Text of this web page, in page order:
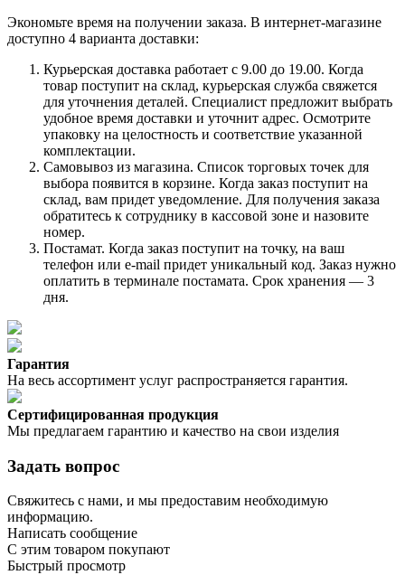
Экономьте время на получении заказа. В интернет-магазине
доступно 4 варианта доставки:
Курьерская доставка работает с 9.00 до 19.00. Когда
товар поступит на склад, курьерская служба свяжется
для уточнения деталей. Специалист предложит выбрать
удобное время доставки и уточнит адрес. Осмотрите
упаковку на целостность и соответствие указанной
комплектации.
Самовывоз из магазина. Список торговых точек для
выбора появится в корзине. Когда заказ поступит на
склад, вам придет уведомление. Для получения заказа
обратитесь к сотруднику в кассовой зоне и назовите
номер.
Постамат. Когда заказ поступит на точку, на ваш
телефон или e-mail придет уникальный код. Заказ нужно
оплатить в терминале постамата. Срок хранения — 3
дня.
Гарантия
На весь ассортимент услуг распространяется гарантия.
Сертифицированная продукция
Мы предлагаем гарантию и качество на свои изделия
Задать вопрос
Свяжитесь с нами, и мы предоставим необходимую
информацию.
Написать сообщение
С этим товаром покупают
Быстрый просмотр